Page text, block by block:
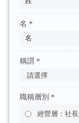
名 *
稱謂 *
職稱層別 *
經營層：社長